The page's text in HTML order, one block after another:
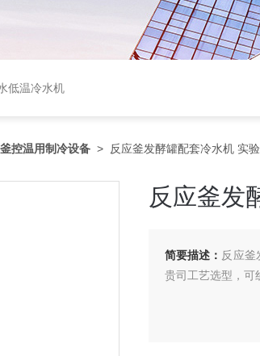
低温冷水机
控温用制冷设备 > 反应釜发酵罐配套冷水机 实
反应釜发
简要描述： 反应釜
贵司工艺选型，可